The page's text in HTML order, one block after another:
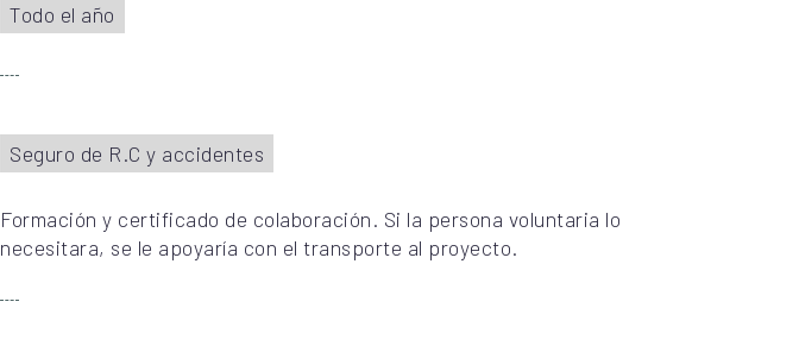
Todo el año
Seguro de R.C y accidentes
Formación y certificado de colaboración. Si la persona voluntaria lo
necesitara, se le apoyaría con el transporte al proyecto.